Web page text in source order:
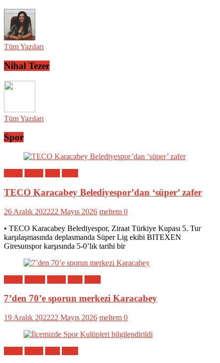
Tüm Yazıları
Nihal Tezer
Tüm Yazıları
Spor
TECO Karacabey Belediyespor’dan ‘süper’ zafer
26 Aralık 202222 Mayıs 2026 meltem 0
• TECO Karacabey Belediyespor, Ziraat Türkiye Kupası 5. Tur
karşılaşmasında deplasmanda Süper Lig ekibi BITEXEN
Giresunspor karşısında 5-0’lık tarihi bir
7’den 70’e sporun merkezi Karacabey
19 Aralık 202222 Mayıs 2026 meltem 0